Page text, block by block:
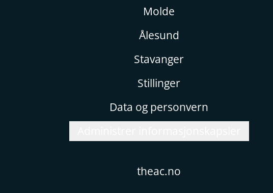
Molde
Ålesund
Stavanger
Stillinger
Data og personvern
theac.no